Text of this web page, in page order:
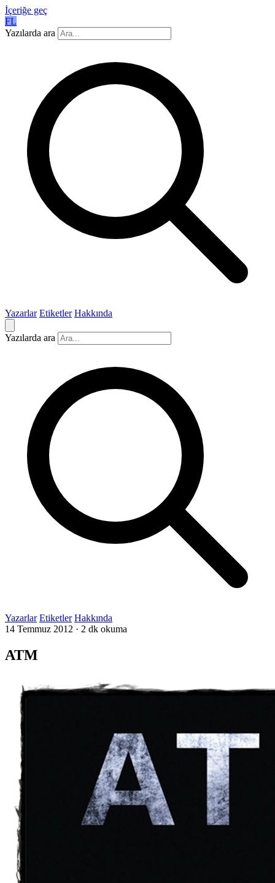
İçeriğe geç
FL
Yazılarda ara
Yazarlar Etiketler Hakkında
Yazılarda ara
Yazarlar Etiketler Hakkında
14 Temmuz 2012 · 2 dk okuma
ATM